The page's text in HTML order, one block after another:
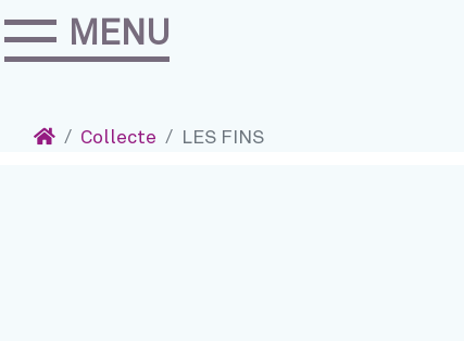
Accéder au contenu
MENU
AccueilCollecte LES FINS